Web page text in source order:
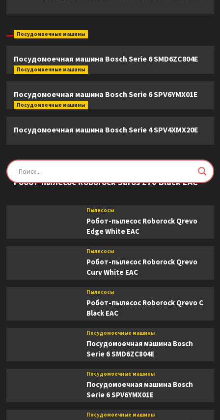
Посудомоечные машины
Посудомоечная машина Bosch Serie 6 SMD6ZC804E
Посудомоечные машины
Посудомоечная машина Bosch Serie 6 SPV6YMX01E
Посудомоечные машины
Посудомоечная машина Bosch Serie 4 SPV4XMX20E
Пылесосы
Робот-пылесос Roborock Saros Z70 Black EAC
Пылесосы
Робот-пылесос Roborock Qrevo
Edge White EAC
Пылесосы
Робот-пылесос Roborock Qrevo
Curv White EAC
Пылесосы
Робот-пылесос Roborock Qrevo C
Black EAC
Посудомоечные машины
Посудомоечная машина Bosch
Serie 6 SMD6ZC804E
Посудомоечные машины
Посудомоечная машина Bosch
Serie 6 SPV6YMX01E
Посудомоечные машины